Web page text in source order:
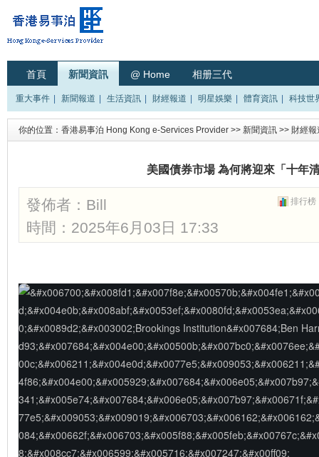
首頁 新聞資訊 @ Home 相册三代
重大事件 新聞報道 生活資訊 財經報道 明星娛樂 體育資訊 科技世
你的位置： 香港易事泊 Hong Kong e-Services Provider >> 新聞資訊 >> 財經報
美國債券市場 為何將迎來「十年
排行榜
發佈者： Bill
時間：2025年6月03日 17:33